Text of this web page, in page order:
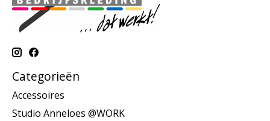
Categorieën
Accessoires
Studio Anneloes @WORK